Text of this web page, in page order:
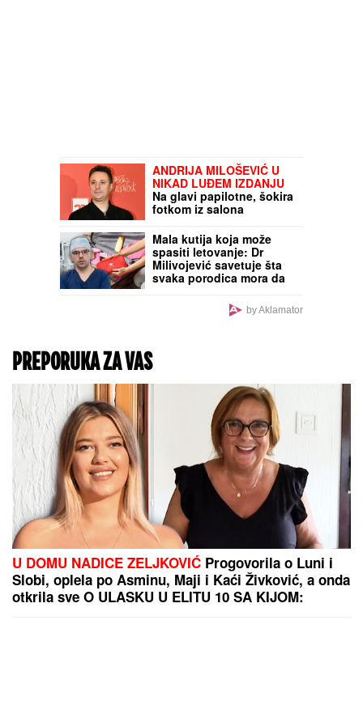
ANDRIJA MILOŠEVIĆ U
NIKAD LUĐEM IZDANJU
Na glavi papilotne, šokira
fotkom iz salona
Mala kutija koja može
spasiti letovanje: Dr
Milivojević savetuje šta
svaka porodica mora da
ima u putnoj apoteci za
dečje povrede
by Aklamator
PREPORUKA ZA VAS
U DOMU NADICE ZELJKOVIĆ Progovorila o Luni i
Slobi, oplela po Asminu, Maji i Kaći Živković, a onda
otkrila sve O ULASKU U ELITU 10 SA KIJOM: